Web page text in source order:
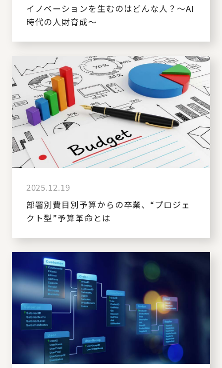
イノベーションを生むのはどんな人？～AI
時代の人財育成～
2025.12.19
部署別費目別予算からの卒業、“プロジェ
クト型”予算革命とは